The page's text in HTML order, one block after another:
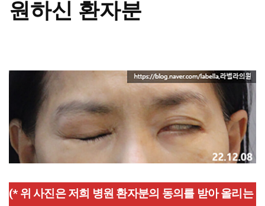
원하신 환자분
(* 위 사진은 저희 병원 환자분의 동의를 받아 올리는